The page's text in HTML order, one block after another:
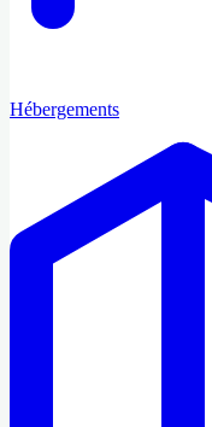
Hébergements